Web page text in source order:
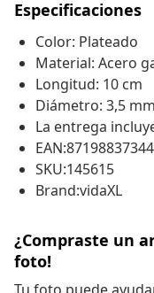
Especificaciones
Color: Plateado
Material: Acero
Longitud: 10 cm
Diámetro: 3,5 mm
La entrega
SKU:145615
Brand:vidaXL
¿Compraste un
foto!